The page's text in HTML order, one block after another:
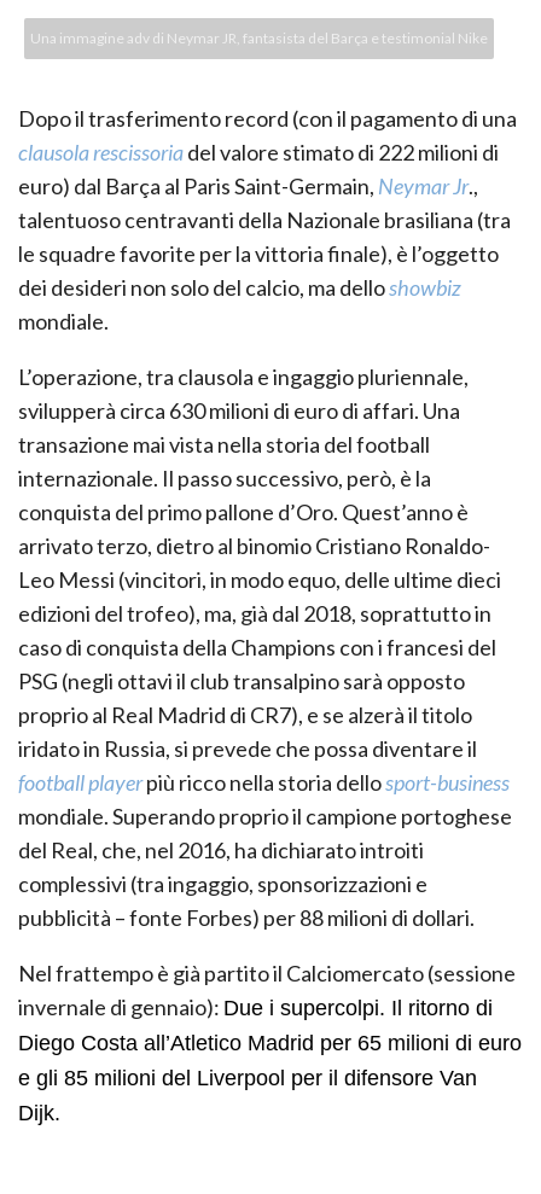
Una immagine adv di Neymar JR, fantasista del Barça e testimonial Nike
Dopo il trasferimento record (con il pagamento di una
clausola rescissoriadel valore stimato di 222 milioni di
euro) dal Barça al Paris Saint-Germain, Neymar Jr.,
talentuoso centravanti della Nazionale brasiliana (tra
le squadre favorite per la vittoria finale), è l’oggetto
dei desideri non solo del calcio, ma delloshowbiz
mondiale.
L’operazione, tra clausola e ingaggio pluriennale,
svilupperà circa 630 milioni di euro di affari. Una
transazione mai vista nella storia del football
internazionale. Il passo successivo, però, è la
conquista del primo pallone d’Oro. Quest’anno è
arrivato terzo, dietro al binomio Cristiano Ronaldo-
Leo Messi (vincitori, in modo equo, delle ultime dieci
edizioni del trofeo), ma, già dal 2018, soprattutto in
caso di conquista della Champions con i francesi del
PSG (negli ottavi il club transalpino sarà opposto
proprio al Real Madrid di CR7), e se alzerà il titolo
iridato in Russia, si prevede che possa diventare il
football playerpiù ricco nella storia dellosport-business
mondiale. Superando proprio il campione portoghese
del Real, che, nel 2016, ha dichiarato introiti
complessivi (tra ingaggio, sponsorizzazioni e
pubblicità – fonte Forbes) per 88 milioni di dollari.
Nel frattempo è già partito il Calciomercato (sessione
invernale di gennaio): Due i supercolpi. Il ritorno di
Diego Costa all’Atletico Madrid per 65 milioni di euro
e gli 85 milioni del Liverpool per il difensore Van
Dijk.